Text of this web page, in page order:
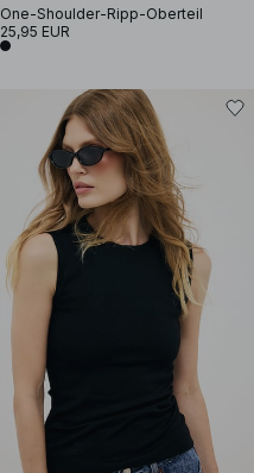
One-Shoulder-Ripp-Oberteil
25,95 EUR